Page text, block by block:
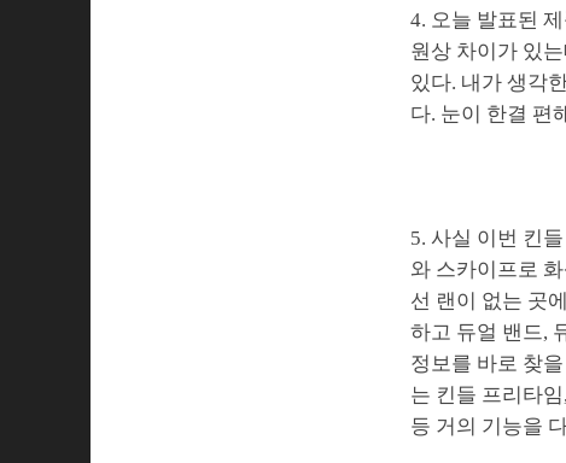
4. 오늘 발표된
원상 차이가 있
있다. 내가 생각
다. 눈이 한결 편
5. 사실 이번 킨
와 스카이프로
선 랜이 없는 곳
하고 듀얼 밴드,
정보를 바로 찾
는 킨들 프리타
등 거의 기능을